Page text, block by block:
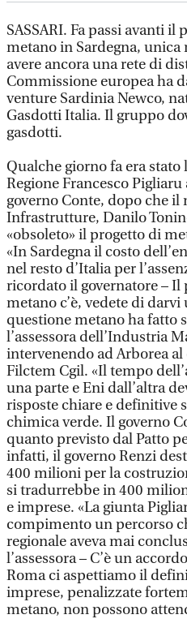
SASSARI. Fa passi avanti
metano in Sardegna, unica
avere ancora una rete di
Commissione europea ha
venture Sardinia Newco,
Gasdotti Italia. Il gruppo
gasdotti.
Qualche giorno fa era
Regione Francesco
governo Conte, dopo che
Infrastrutture, Danilo
«obsoleto» il progetto di
«In Sardegna il costo
nel resto d’Italia per
ricordato il governatore –
metano c’è, vedete di
questione metano ha fatto
l’assessora dell’Industria
intervenendo ad Arborea
Filctem Cgil. «Il tempo
una parte e Eni dall’altra
risposte chiare e definitive
chimica verde. Il governo
quanto previsto dal Patto
infatti, il governo Renzi
400 milioni per la
si tradurrebbe in 400
e imprese. «La giunta
compimento un percorso
regionale aveva mai
l’assessora – C’è un
Roma ci aspettiamo il
imprese, penalizzate
metano, non possono